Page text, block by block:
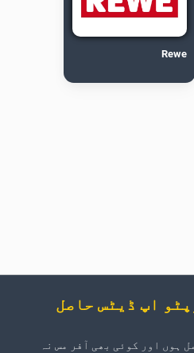
Rewe
اپ ڈیٹس حاصل
ہوں اور کوئی بھی آفر مس نہ